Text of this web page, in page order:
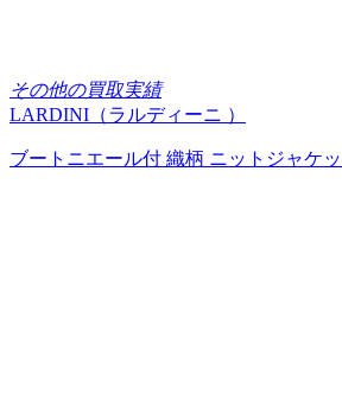
その他の買取実績
LARDINI（ラルディーニ ）
ブートニエール付 織柄 ニットジャケッ